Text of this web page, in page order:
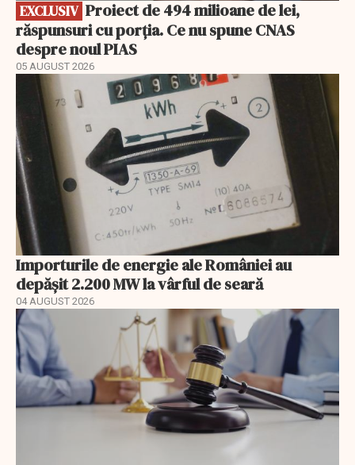
EXCLUSIV
răspunsuri cu porția. Ce nu spune CNAS
despre noul PIAS
05 AUGUST 2026
Importurile de energie ale României au
depășit 2.200 MW la vârful de seară
04 AUGUST 2026